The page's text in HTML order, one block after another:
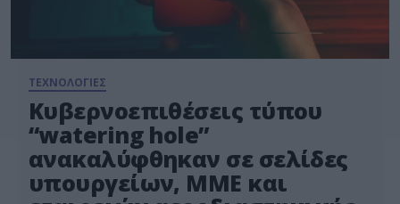
ΤΕΧΝΟΛΟΓΙΕΣ
Κυβερνοεπιθέσεις τύπου
“watering hole”
ανακαλύφθηκαν σε σελίδες
υπουργείων, ΜΜΕ και